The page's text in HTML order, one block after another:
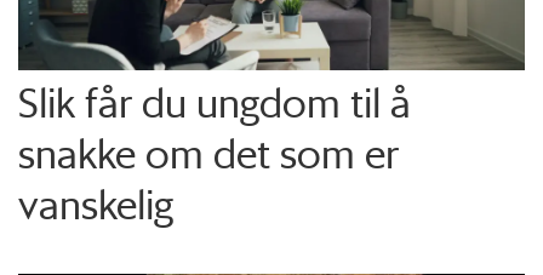
Slik får du ungdom til å
snakke om det som er
vanskelig